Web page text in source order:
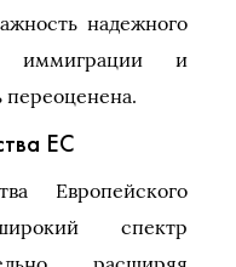
надежного
иммиграции и
переоценена.
ЕС
Европейского
спектр